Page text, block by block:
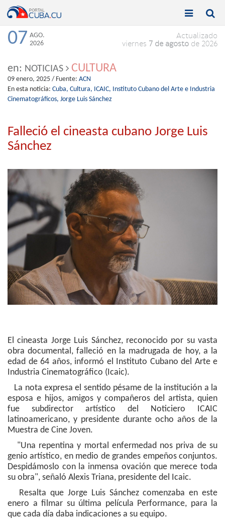
Toggle

Toggle

07 AGO.
2026
Actualizado
viernes 7 de agosto de 2026
en: NOTICIAS CULTURA
09 enero, 2025 / Fuente: ACN
En esta noticia: Cuba, Cultura, ICAIC, Instituto Cubano del Arte e Industria
Cinematográficos, Jorge Luis Sánchez
Falleció el cineasta cubano Jorge Luis
Sánchez
El cineasta Jorge Luis Sánchez, reconocido por su vasta
obra documental, falleció en la madrugada de hoy, a la
edad de 64 años, informó el Instituto Cubano del Arte e
Industria Cinematográfico (Icaic).
La nota expresa el sentido pésame de la institución a la
esposa e hijos, amigos y compañeros del artista, quien
fue subdirector artístico del Noticiero ICAIC
latinoamericano, y presidente durante ocho años de la
Muestra de Cine Joven.
"Una repentina y mortal enfermedad nos priva de su
genio artístico, en medio de grandes empeños conjuntos.
Despidámoslo con la inmensa ovación que merece toda
su obra", señaló Alexis Triana, presidente del Icaic.
Resalta que Jorge Luis Sánchez comenzaba en este
enero a filmar su última película Performance, para la
que cada día daba indicaciones a su equipo.